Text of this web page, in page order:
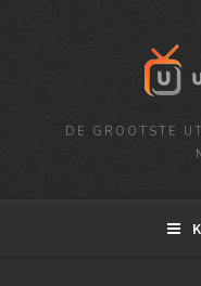
DE GROOTSTE